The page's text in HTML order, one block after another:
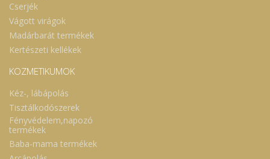
Cserjék
Vágott virágok
Madárbarát termékek
Kertészeti kellékek
KOZMETIKUMOK
Kéz-, lábápolás
Tisztálkodószerek
Fényvédelem,napozó
termékek
Baba-mama termékek